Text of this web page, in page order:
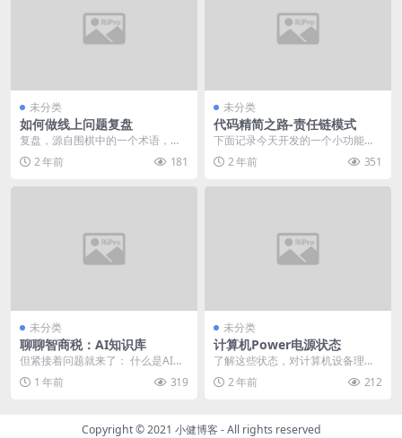
未分类
如何做线上问题复盘
复盘，源自围棋中的一个术语，指
棋手下完一盘棋后，要在棋盘上重
新摆一遍，看看哪里下...
2 年前 181
未分类
代码精简之路-责任链模式
下面记录今天开发的一个小功能，
演示一步一步重构的过程。
2 年前 351
未分类
聊聊智商税：AI知识库
但紧接着问题就来了： 什么是AI知
识库？一般人以为的知识库是什么
呢？1 年前 319
未分类
计算机Power电源状态
了解这些状态，对计算机设备理解
功耗及工作状态有很大帮助。最近
公司开会，系统同事有...
2 年前 212
Copyright © 2021 小健博客 - All rights reserved